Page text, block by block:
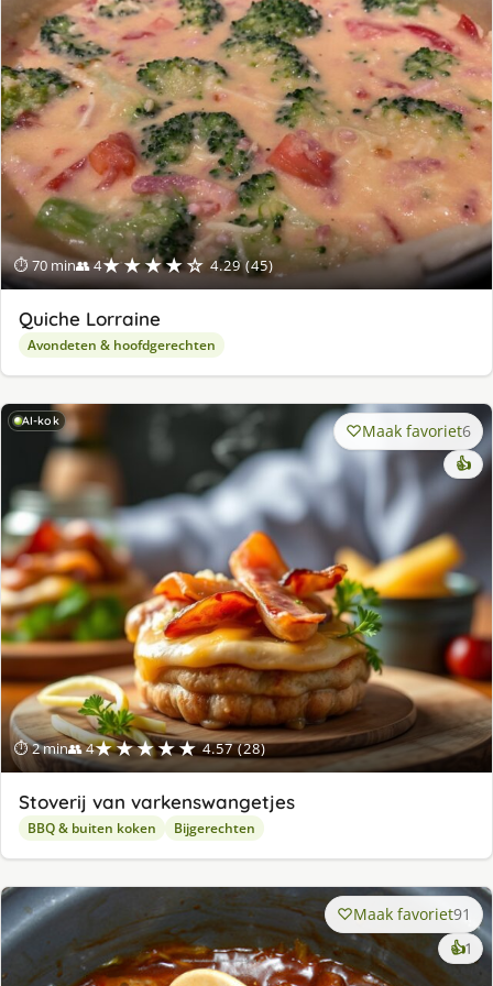
⏱ 70 min👥 4★★★★☆ 4.29 (45)
Quiche Lorraine
Avondeten & hoofdgerechten
AI-kok
⏱ 2 min👥 4★★★★★ 4.57 (28)
Maak favoriet6
👍
Stoverij van varkenswangetjes
BBQ & buiten koken Bijgerechten
Maak favoriet91
👍1